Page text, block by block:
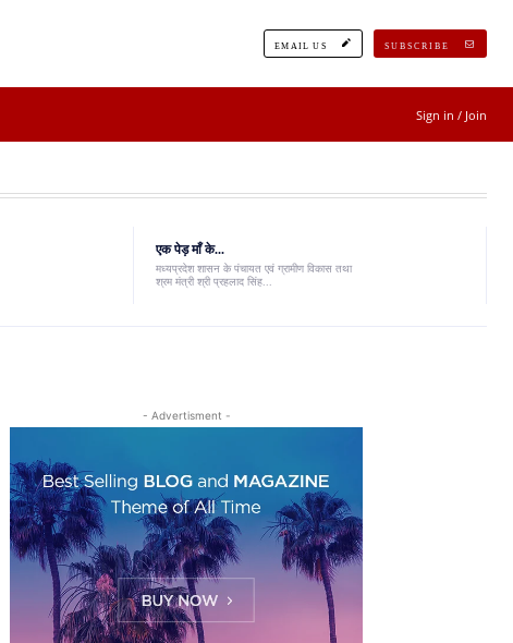
EMAIL US SUBSCRIBE
Sign in / Join
एक पेड़ माँ के...
मध्यप्रदेश शासन के पंचायत एवं ग्रामीण विकास तथा
श्रम मंत्री श्री प्रहलाद सिंह...
- Advertisment -